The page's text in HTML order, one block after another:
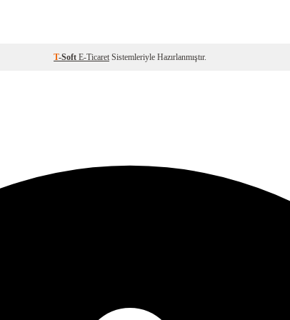
T-Soft E-Ticaret Sistemleriyle Hazırlanmıştır.